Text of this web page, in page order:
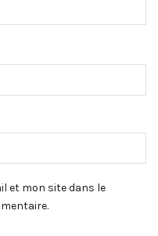
et mon site dans le